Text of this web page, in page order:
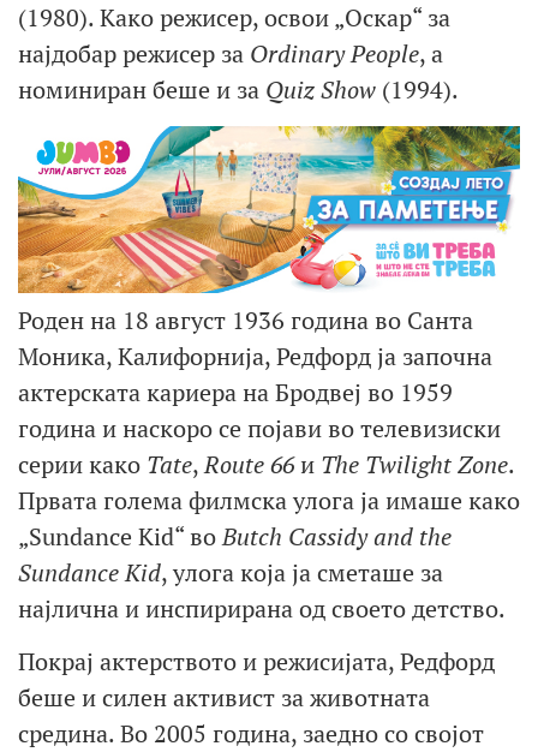
(1980). Како режисер, освои „Оскар“ за
најдобар режисер за Ordinary People, а
номиниран беше и за Quiz Show (1994).
Роден на 18 август 1936 година во Санта
Моника, Калифорнија, Редфорд ја започна
актерската кариера на Бродвеј во 1959
година и наскоро се појави во телевизиски
серии како Tate,Route 66и The Twilight Zone.
Првата голема филмска улога ја имаше како
„Sundance Kid“ воButch Cassidy and the
Sundance Kid, улога која ја сметаше за
најлична и инспирирана од своето детство.
Покрај актерството и режисијата, Редфорд
беше и силен активист за животната
средина. Во 2005 година, заедно со својот